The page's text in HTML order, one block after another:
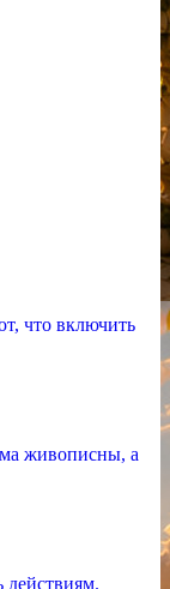
что включить
живописны, а
действиям.